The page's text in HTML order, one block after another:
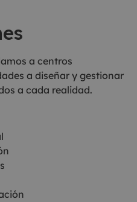
a centros
a diseñar y gestionar
a cada realidad.